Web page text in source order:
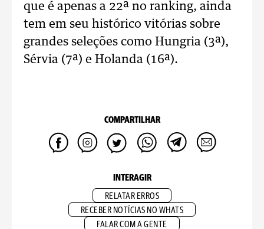
que é apenas a 22ª no ranking, ainda
tem em seu histórico vitórias sobre
grandes seleções como Hungria (3ª),
Sérvia (7ª) e Holanda (16ª).
COMPARTILHAR
INTERAGIR
RELATAR ERROS
RECEBER NOTÍCIAS NO WHATS
FALAR COM A GENTE